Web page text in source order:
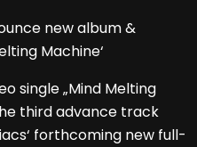
single „Mind Melting
third advance track
forthcoming new full-